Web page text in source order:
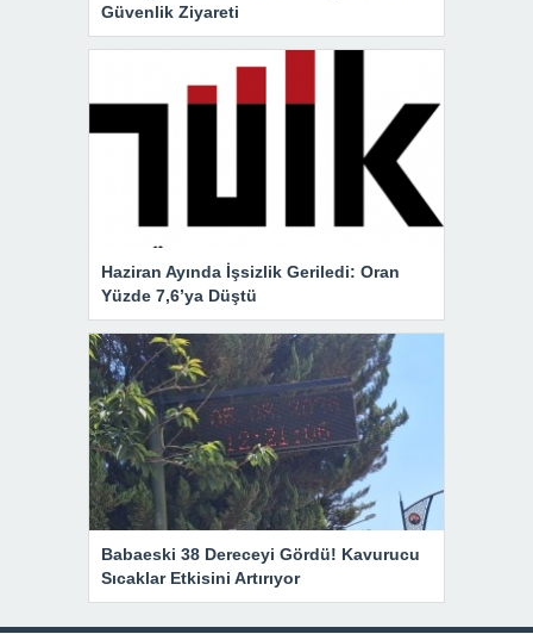
Güvenlik Ziyareti
Haziran Ayında İşsizlik Geriledi: Oran
Yüzde 7,6’ya Düştü
Babaeski 38 Dereceyi Gördü! Kavurucu
Sıcaklar Etkisini Artırıyor